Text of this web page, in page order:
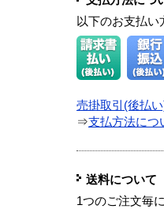
以下のお支払い
売掛取引(後払
⇒支払方法につ
送料について
1つのご注文毎に